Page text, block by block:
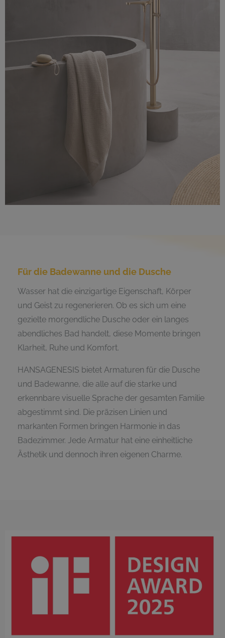
Für die Badewanne und die Dusche
Wasser hat die einzigartige Eigenschaft, Körper
und Geist zu regenerieren. Ob es sich um eine
gezielte morgendliche Dusche oder ein langes
abendliches Bad handelt, diese Momente bringen
Klarheit, Ruhe und Komfort.
HANSAGENESIS bietet Armaturen für die Dusche
und Badewanne, die alle auf die starke und
erkennbare visuelle Sprache der gesamten Familie
abgestimmt sind. Die präzisen Linien und
markanten Formen bringen Harmonie in das
Badezimmer. Jede Armatur hat eine einheitliche
Ästhetik und dennoch ihren eigenen Charme.